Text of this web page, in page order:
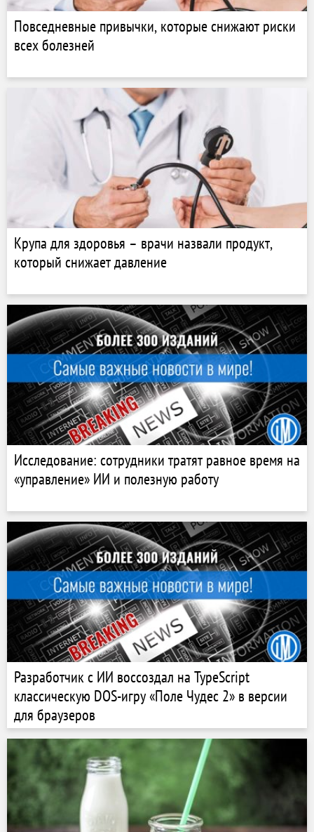
Повседневные привычки, которые снижают риски
всех болезней
Крупа для здоровья – врачи назвали продукт,
который снижает давление
Исследование: сотрудники тратят равное время на
«управление» ИИ и полезную работу
Разработчик с ИИ воссоздал на TypeScript
классическую DOS-игру «Поле Чудес 2» в версии
для браузеров